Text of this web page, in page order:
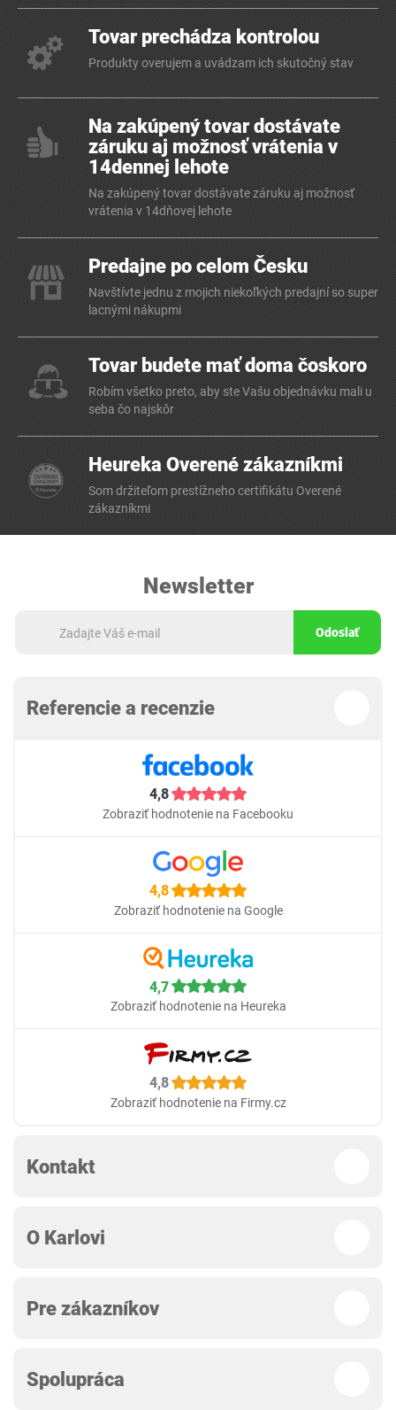
Tovar prechádza kontrolou
Produkty overujem a uvádzam ich skutočný stav
Na zakúpený tovar dostávate
záruku aj možnosť vrátenia v
14dennej lehote
Na zakúpený tovar dostávate záruku aj možnosť
vrátenia v 14dňovej lehote
Predajne po celom Česku
Navštívte jednu z mojich niekoľkých predajní so super
lacnými nákupmi
Tovar budete mať doma čoskoro
Robím všetko preto, aby ste Vašu objednávku mali u
seba čo najskôr
Heureka Overené zákazníkmi
Som držiteľom prestížneho certifikátu Overené
zákazníkmi
Newsletter
Odoslať
Referencie a recenzie
4,8
Zobraziť hodnotenie na Facebooku
4,8
Zobraziť hodnotenie na Google
4,7
Zobraziť hodnotenie na Heureka
4,8
Zobraziť hodnotenie na Firmy.cz
Kontakt
O Karlovi
Pre zákazníkov
Spolupráca